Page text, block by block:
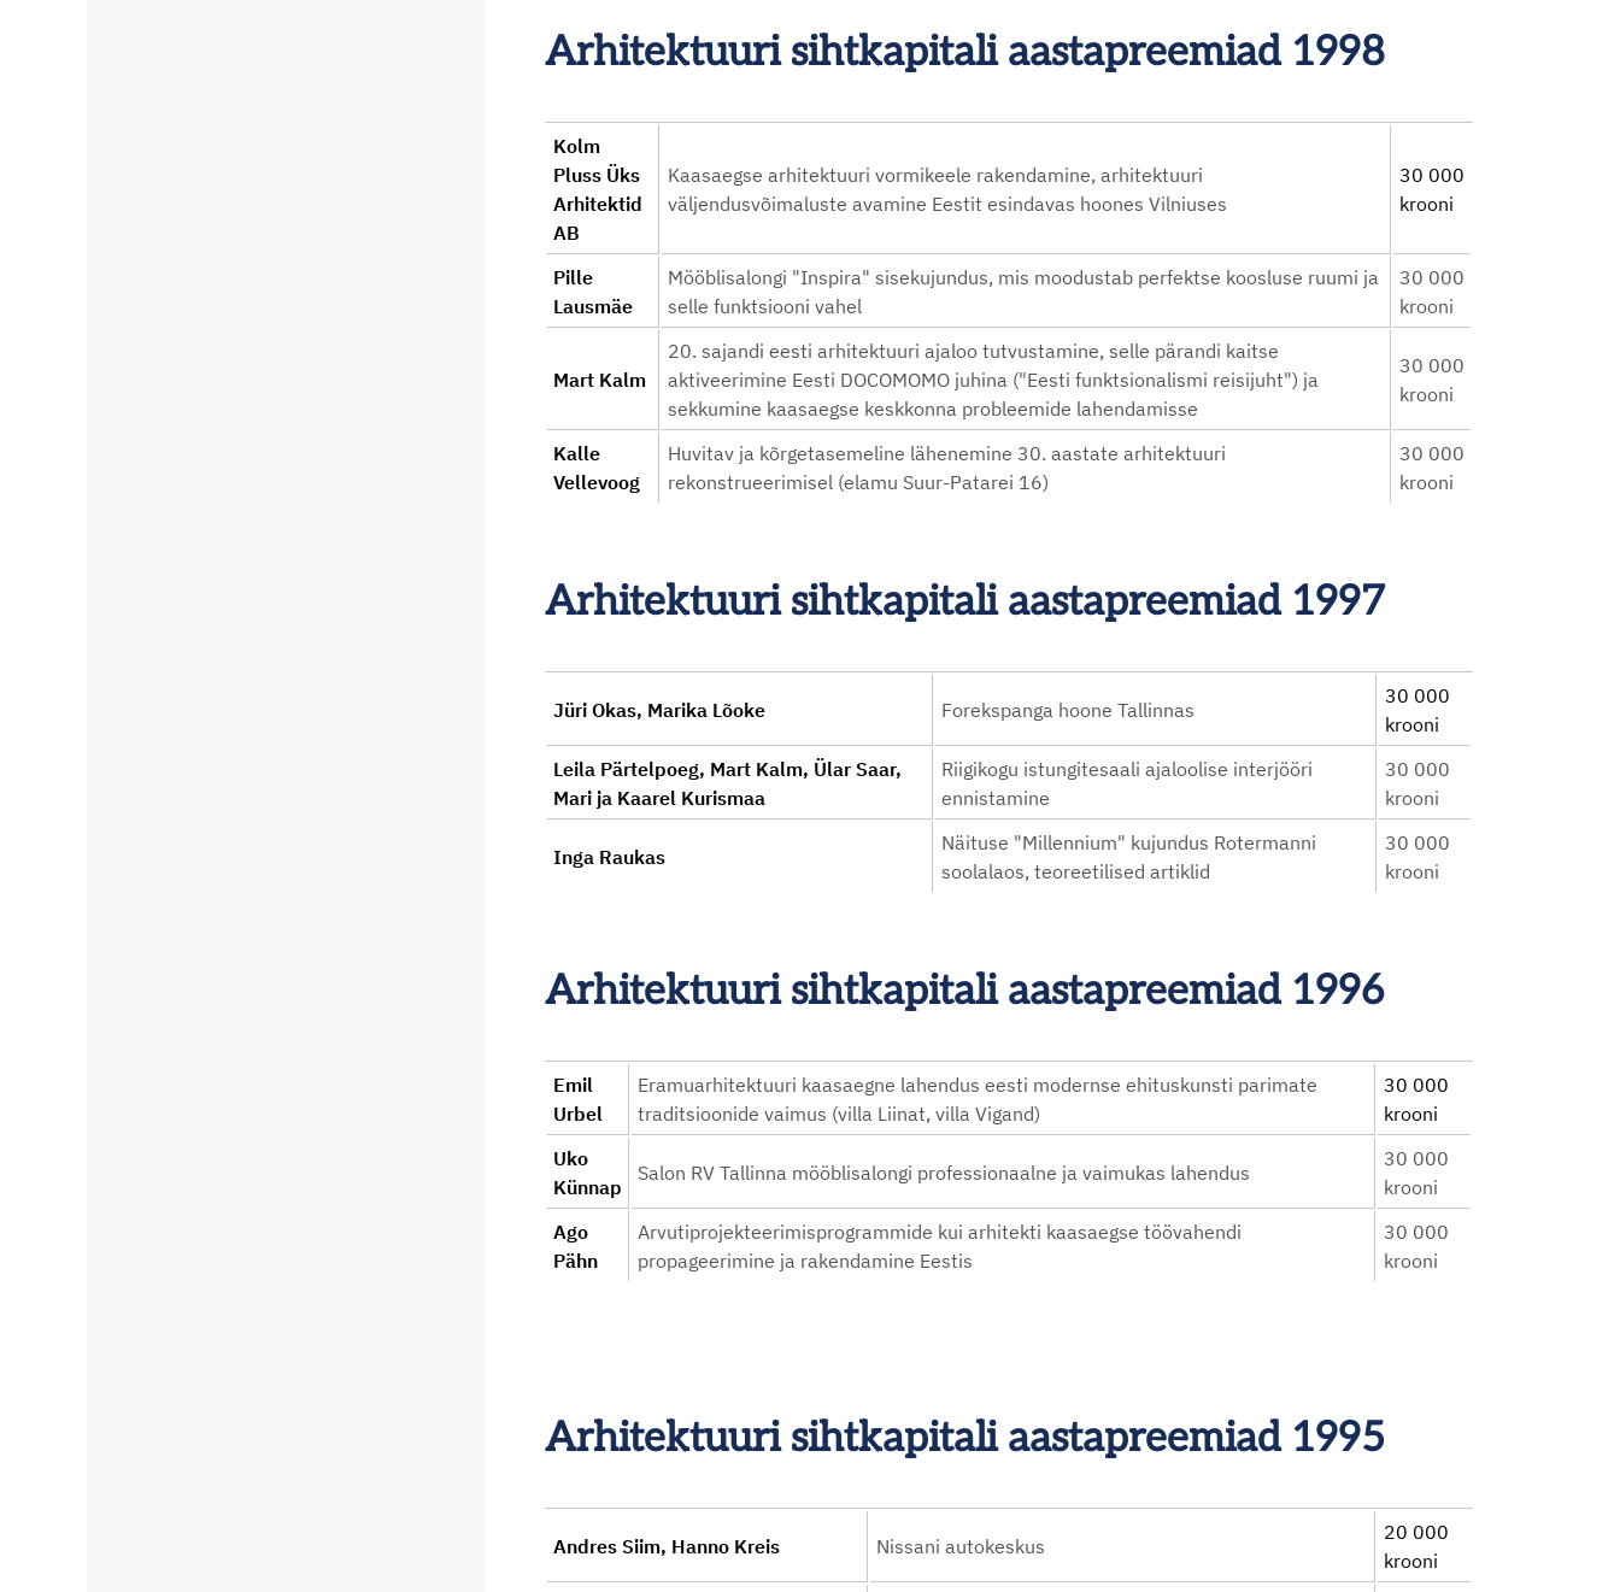
Arhitektuuri sihtkapitali aastapreemiad 1998
Kolm
Pluss Üks
Arhitektid
AB
Kaasaegse arhitektuuri vormikeele rakendamine, arhitektuuri
väljendusvõimaluste avamine Eestit esindavas hoones Vilniuses
30 000
krooni
Pille
Lausmäe
Mööblisalongi "Inspira" sisekujundus, mis moodustab perfektse koosluse ruumi ja
selle funktsiooni vahel
30 000
krooni
Mart Kalm
20. sajandi eesti arhitektuuri ajaloo tutvustamine, selle pärandi kaitse
aktiveerimine Eesti DOCOMOMO juhina ("Eesti funktsionalismi reisijuht") ja
sekkumine kaasaegse keskkonna probleemide lahendamisse
30 000
krooni
Kalle
Vellevoog
Huvitav ja kõrgetasemeline lähenemine 30. aastate arhitektuuri
rekonstrueerimisel (elamu Suur-Patarei 16)
30 000
krooni
Arhitektuuri sihtkapitali aastapreemiad 1997
Jüri Okas, Marika Lõoke Forekspanga hoone Tallinnas
30 000
krooni
Leila Pärtelpoeg, Mart Kalm, Ülar Saar,
Mari ja Kaarel Kurismaa
Riigikogu istungitesaali ajaloolise interjööri
ennistamine
30 000
krooni
Inga Raukas
Näituse "Millennium" kujundus Rotermanni
soolalaos, teoreetilised artiklid
30 000
krooni
Arhitektuuri sihtkapitali aastapreemiad 1996
Emil
Urbel
Eramuarhitektuuri kaasaegne lahendus eesti modernse ehituskunsti parimate
traditsioonide vaimus (villa Liinat, villa Vigand)
30 000
krooni
Uko
Künnap
Salon RV Tallinna mööblisalongi professionaalne ja vaimukas lahendus
30 000
krooni
Ago
Pähn
Arvutiprojekteerimisprogrammide kui arhitekti kaasaegse töövahendi
propageerimine ja rakendamine Eestis
30 000
krooni
Arhitektuuri sihtkapitali aastapreemiad 1995
Andres Siim, Hanno Kreis Nissani autokeskus
20 000
krooni